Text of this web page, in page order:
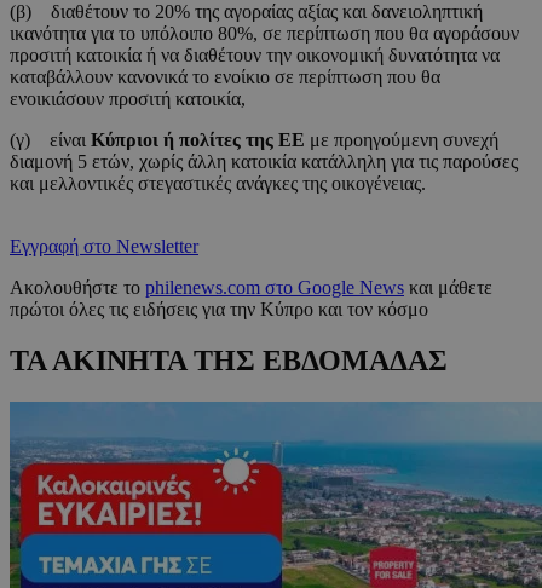
(β) διαθέτουν το 20% της αγοραίας αξίας και δανειοληπτική
ικανότητα για το υπόλοιπο 80%, σε περίπτωση που θα αγοράσουν
προσιτή κατοικία ή να διαθέτουν την οικονομική δυνατότητα να
καταβάλλουν κανονικά το ενοίκιο σε περίπτωση που θα
ενοικιάσουν προσιτή κατοικία,
(γ) είναι Κύπριοι ή πολίτες της ΕΕ με προηγούμενη συνεχή
διαμονή 5 ετών, χωρίς άλλη κατοικία κατάλληλη για τις παρούσες
και μελλοντικές στεγαστικές ανάγκες της οικογένειας.
Εγγραφή στο Newsletter
Ακολουθήστε το philenews.com στο Google News και μάθετε
πρώτοι όλες τις ειδήσεις για την Κύπρο και τον κόσμο
ΤΑ ΑΚΙΝΗΤΑ ΤΗΣ ΕΒΔΟΜΑΔΑΣ